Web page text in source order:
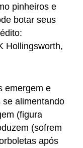
pinheiros e
botar seus
Hollingsworth,
emergem e
se alimentando
(figura
(sofrem
após